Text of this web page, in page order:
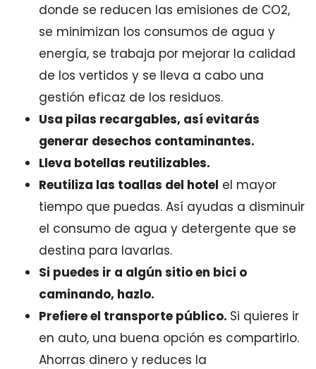
donde se reducen las emisiones de CO2,
se minimizan los consumos de agua y
energía, se trabaja por mejorar la calidad
de los vertidos y se lleva a cabo una
gestión eficaz de los residuos.
Usa pilas recargables, así evitarás
generar desechos contaminantes.
Lleva botellas reutilizables.
Reutiliza las toallas del hotel el mayor
tiempo que puedas. Así ayudas a disminuir
el consumo de agua y detergente que se
destina para lavarlas.
Si puedes ir a algún sitio en bici o
caminando, hazlo.
Prefiere el transporte público. Si quieres ir
en auto, una buena opción es compartirlo.
Ahorras dinero y reduces la